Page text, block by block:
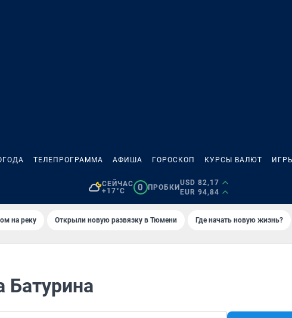
ТЕЛЕПРОГРАММА АФИША ГОРОСКОП КУРСЫ ВАЛЮТ
СЕЙЧАС
+17°C
0 ПРОБКИ
USD 82,17
EUR 94,84
на реку Открыли новую развязку в Тюмени Где начать новую жизнь?
Батурина